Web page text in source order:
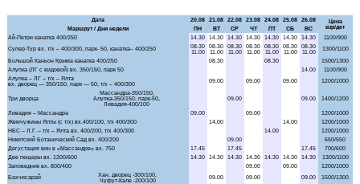
Аквапарк "Банановая республика"
Аквапарк в Симеизе
"Акватория" - театр морских животных
Балаклава "Затерянный мир"